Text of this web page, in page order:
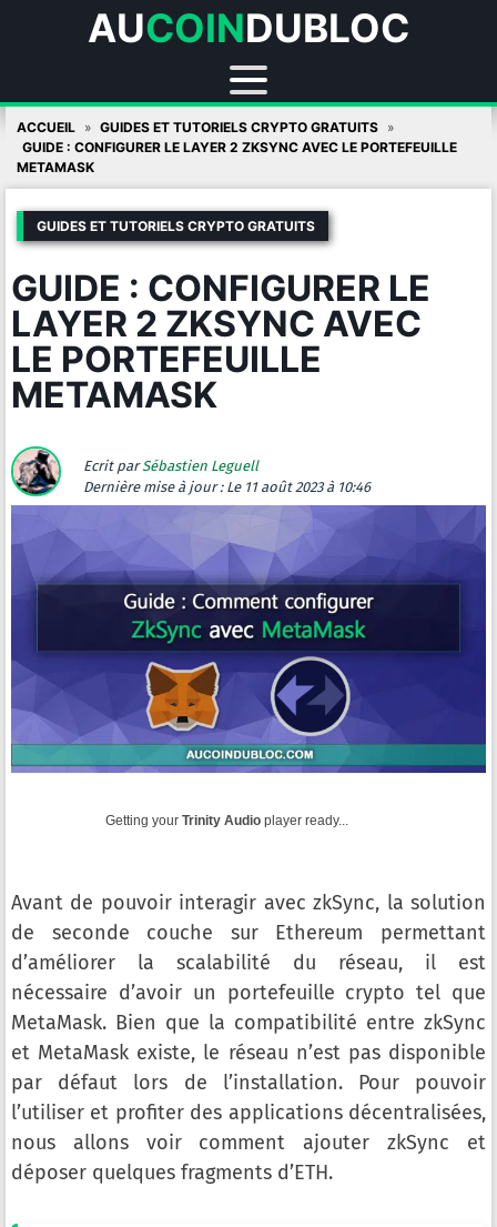
AUCOINDUBLOC
Skip
content
ACCUEIL
GUIDES ET TUTORIELS CRYPTO GRATUITS
GUIDE : CONFIGURER LE LAYER 2 ZKSYNC AVEC LE PORTEFEUILLE
METAMASK
GUIDES ET TUTORIELS CRYPTO GRATUITS
GUIDE : CONFIGURER LE
LAYER 2 ZKSYNC AVEC
LE PORTEFEUILLE
METAMASK
Ecrit parSébastien Leguell
Dernière mise à jour : Le 11 août 2023 à 10:46
Getting your Trinity Audio player ready...
Avant de pouvoir interagir avec zkSync, la solution
de seconde couche sur Ethereum permettant
d’améliorer la scalabilité du réseau, il est
nécessaire d’avoir un portefeuille crypto tel que
MetaMask. Bien que la compatibilité entre zkSync
et MetaMask existe, le réseau n’est pas disponible
par défaut lors de l’installation. Pour pouvoir
l’utiliser et profiter des applications décentralisées,
nous allons voir comment ajouter zkSync et
déposer quelques fragments d’ETH.